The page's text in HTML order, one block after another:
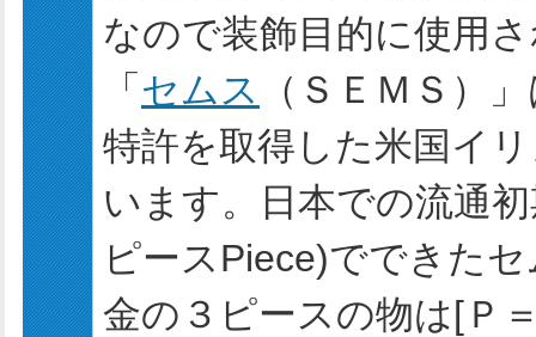
なので装飾目的に使用
「 セムス
（ＳＥＭＳ）
特許を取得した米国イ
います。日本での流通
ピースPiece)でできた
金の３ピースの物は[Ｐ